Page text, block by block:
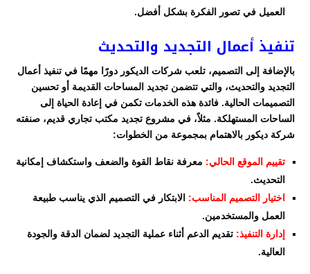
العميل في تصور الفكرة بشكل أفضل.
تنفيذ أعمال التجديد والتحديث
بالإضافة إلى التصميم، تلعب شركات الديكور دورًا مهمًا في تنفيذ أعمال
التجديد والتحديث، والتي تتضمن تجديد المساحات القديمة أو تحسين
التصميمات الحالية. فائدة هذه الخدمات تكمن في إعادة الحياة إلى
الساحات المستهلكة. مثلاً، في مشروع تجديد مكتب تجاري قديم، صنفته
شركة ديكور بالاهتمام بمجموعة من الخطوات:
تقييم الموقع الحالي: معرفة نقاط القوة والضعف واستكشاف إمكانية
التحديث.
اختيار التصميم المناسب: الابتكار في التصميم الذي يناسب طبيعة
العمل والمستخدمين.
إدارة التنفيذ: تقديم الدعم أثناء عملية التجديد لضمان الدقة والجودة
العالية.